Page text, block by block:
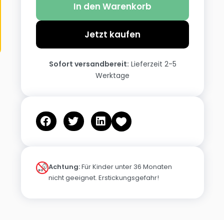
In den Warenkorb
Jetzt kaufen
Sofort versandbereit: Lieferzeit 2-5
Werktage
Achtung:Für Kinder unter 36 Monaten
nicht geeignet. Erstickungsgefahr!